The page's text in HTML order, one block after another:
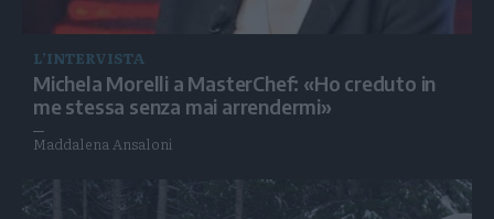
L’INTERVISTA
Michela Morelli a MasterChef: «Ho creduto in
me stessa senza mai arrendermi»
Maddalena Ansaloni